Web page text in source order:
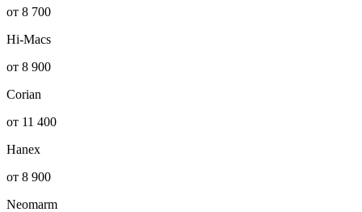
от 8 700
Hi-Macs
от 8 900
Corian
от 11 400
Hanex
от 8 900
Neomarm